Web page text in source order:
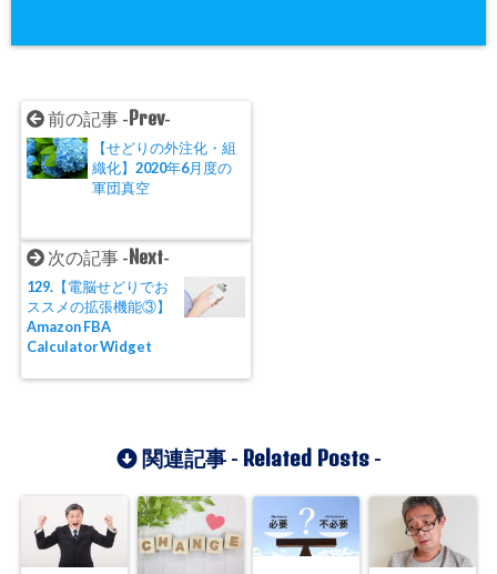
前の記事 -Prev-
【せどりの外注化・組
織化】2020年6月度の
軍団真空
次の記事 -Next-
129.【電脳せどりでお
ススメの拡張機能③】
Amazon FBA
Calculator Widget
関連記事 - Related Posts-